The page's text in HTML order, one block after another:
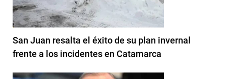
San Juan resalta el éxito de su plan invernal
frente a los incidentes en Catamarca